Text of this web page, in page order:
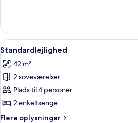
-
soveværelse
med
dobbeltseng
eller
enkeltsenge
soveværelse
Indlæs
alle
billeder
af
Standardlejlighed
6
Standardlejlighed
42 m²
2 soveværelser
Plads til 4 personer
2 enkeltsenge
Flere oplysninger
Flere